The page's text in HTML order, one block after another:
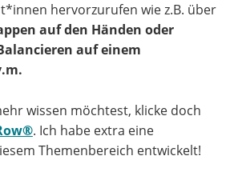
hervorzurufen wie z.B. über
auf den Händen oder
auf einem
wissen möchtest, klicke doch
. Ich habe extra eine
Themenbereich entwickelt!